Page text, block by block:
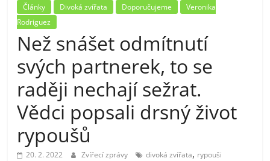
Články Divoká zvířata Doporučujeme
Veronika
Rodriguez
Než snášet odmítnutí
svých partnerek, to se
raději nechají sežrat.
Vědci popsali drsný život
rypoušů
20. 2. 2022 Zvířecí zprávy divoká zvířata, rypouši